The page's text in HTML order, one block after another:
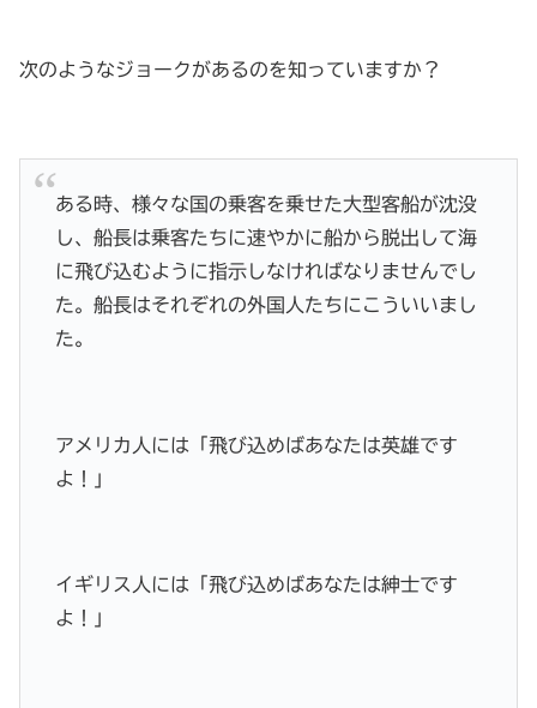
次のようなジョークがあるのを知っていますか？
ある時、様々な国の乗客を乗せた大型客船が沈没
し、船長は乗客たちに速やかに船から脱出して海
に飛び込むように指示しなければなりませんでし
た。船長はそれぞれの外国人たちにこういいまし
た。
アメリカ人には「飛び込めばあなたは英雄です
よ！」
イギリス人には「飛び込めばあなたは紳士です
よ！」